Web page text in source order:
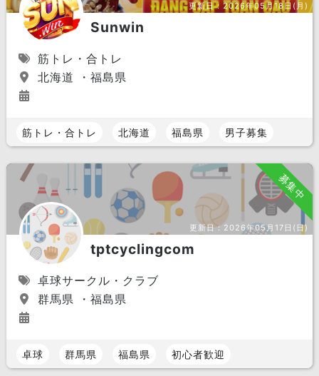
更新日：2026年05月18日(月)
Sunwin
筋トレ・合トレ
北海道 ・福島県
筋トレ・合トレ 北海道 福島県 男子募集
募集中
更新日： 2026年05月17日(日)
tptcyclingcom
卓球サークル・クラブ
群馬県 ・福島県
卓球 群馬県 福島県 初心者歓迎